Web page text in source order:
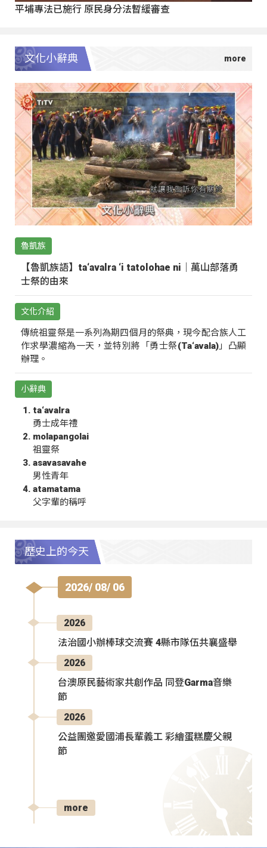
平埔專法已施行 原民身分法暫緩審查
文化小辭典
魯凱族
【魯凱族語】ta‘avalra ‘i tatolohae ni｜萬山部落勇
士祭的由來
文化介紹
傳統祖靈祭是一系列為期四個月的祭典，現今配合族人工
作求學濃縮為一天，並特別將「勇士祭(Ta‘avala)」凸顯
辦理。
小辭典
ta‘avalra
勇士成年禮
molapangolai
祖靈祭
asavasavahe
男性青年
atamatama
父字輩的稱呼
歷史上的今天
2026/ 08/ 06
2026
法治國小辦棒球交流賽 4縣市隊伍共襄盛舉
2026
台澳原民藝術家共創作品 同登Garma音樂
節
2026
公益團邀愛國浦長輩義工 彩繪蛋糕慶父親
節
more